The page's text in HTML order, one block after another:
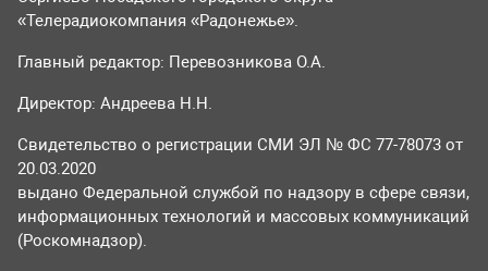
«Телерадиокомпания «Радонежье».
Главный редактор: Перевозникова О.А.
Директор: Андреева Н.Н.
Свидетельство о регистрации СМИ ЭЛ № ФС 77-78073 от
20.03.2020
выдано Федеральной службой по надзору в сфере связи,
информационных технологий и массовых коммуникаций
(Роскомнадзор).